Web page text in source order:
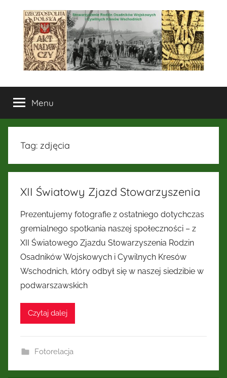
Stowarzyszenie
Rodzin
Osadników
Wojskowych
Cywilnych
Kresów
Wschodnich
Menu
Tag: zdjęcia
XII Światowy Zjazd Stowarzyszenia
Prezentujemy fotografie z ostatniego dotychczas
gremialnego spotkania naszej społeczności – z
XII Światowego Zjazdu Stowarzyszenia Rodzin
Osadników Wojskowych i Cywilnych Kresów
Wschodnich, który odbył się w naszej siedzibie w
podwarszawskich
Czytaj dalej
Fotorelacja